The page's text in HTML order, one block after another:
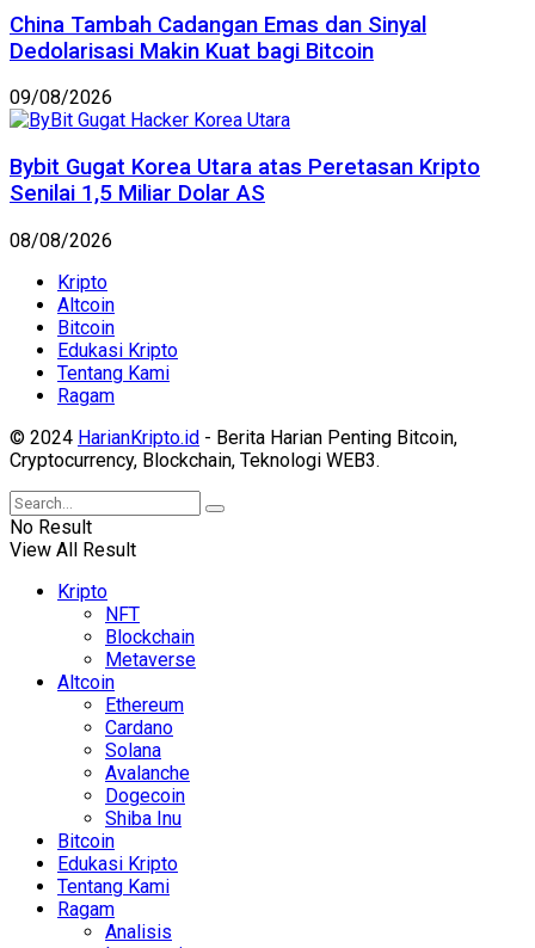
China Tambah Cadangan Emas dan Sinyal
Dedolarisasi Makin Kuat bagi Bitcoin
09/08/2026
Bybit Gugat Korea Utara atas Peretasan Kripto
Senilai 1,5 Miliar Dolar AS
08/08/2026
Kripto
Altcoin
Bitcoin
Edukasi Kripto
Tentang Kami
Ragam
© 2024 HarianKripto.id - Berita Harian Penting Bitcoin,
Cryptocurrency, Blockchain, Teknologi WEB3.
No Result
View All Result
Kripto
NFT
Blockchain
Metaverse
Altcoin
Ethereum
Cardano
Solana
Avalanche
Dogecoin
Shiba Inu
Bitcoin
Edukasi Kripto
Tentang Kami
Ragam
Analisis